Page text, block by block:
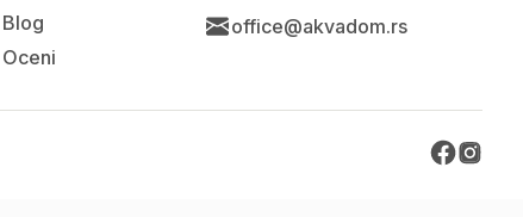
Blog
Oceni
office@akvadom.rs